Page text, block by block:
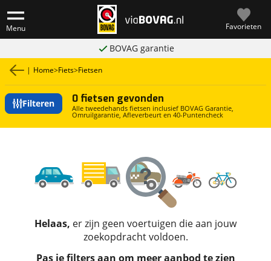
Menu Favorieten
BOVAG garantie
| Home>Fiets>Fietsen
Filteren 0 fietsen gevonden
Alle tweedehands fietsen inclusief BOVAG Garantie,
Omruilgarantie, Afleverbeurt en 40-Puntencheck
Helaas, er zijn geen voertuigen die aan jouw
zoekopdracht voldoen.
Pas je filters aan om meer aanbod te zien